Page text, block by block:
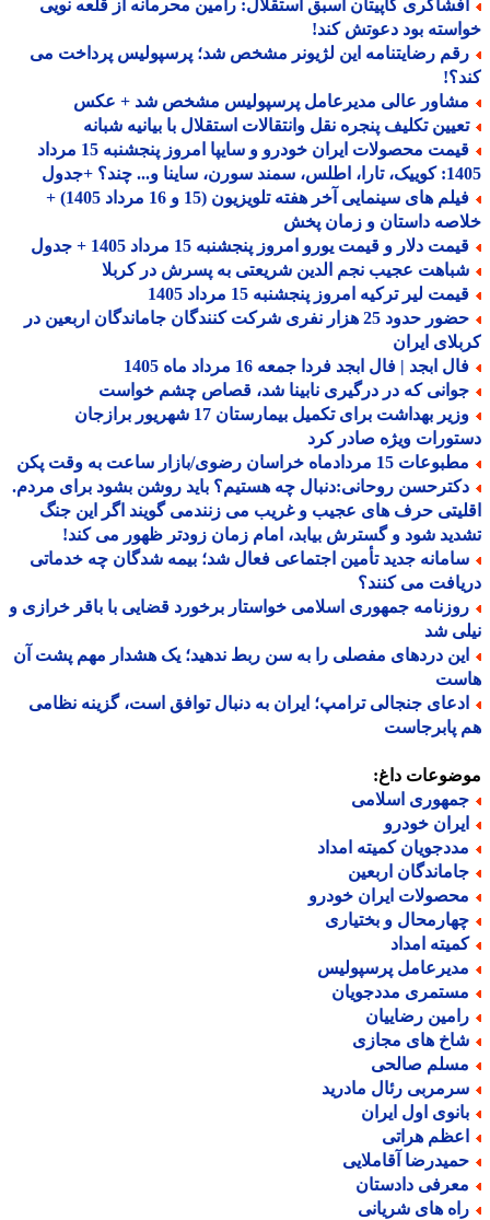
کاپیتان اسبق استقلال: رامین محرمانه از قلعه نویی
بود دعوتش کند!
رضایتنامه این لژیونر مشخص شد؛ پرسپولیس پرداخت می
عالی مدیرعامل پرسپولیس مشخص شد + عکس
تکلیف پنجره نقل وانتقالات استقلال با بیانیه شبانه
قیمت محصولات ایران خودرو و سایپا امروز پنجشنبه 15 مرداد
ساینا و... چند؟ +جدول
فیلم های سینمایی آخر هفته تلویزیون (15 و 16 مرداد 1405) +
داستان و زمان پخش
دلار و قیمت یورو امروز پنجشنبه 15 مرداد 1405 + جدول
عجیب نجم الدین شریعتی به پسرش در کربلا
لیر ترکیه امروز پنجشنبه 15 مرداد 1405
حضور حدود 25 هزار نفری شرکت کنندگان جاماندگان اربعین در
ایران
ابجد | فال ابجد فردا جمعه 16 مرداد ماه 1405
که در درگیری نابینا شد، قصاص چشم خواست
وزیر بهداشت برای تکمیل بیمارستان 17 شهریور برازجان
ویژه صادر کرد
15 مردادماه خراسان رضوی/بازار ساعت به وقت پکن
روحانی:دنبال چه هستیم؟ باید روشن بشود برای مردم.
حرف های عجیب و غریب می زنندمی گویند اگر این جنگ
شود و گسترش بیابد، امام زمان زودتر ظهور می کند!
جدید تأمین اجتماعی فعال شد؛ بیمه شدگان چه خدماتی
می کنند؟
جمهوری اسلامی خواستار برخورد قضایی با باقر خرازی و
شد
دردهای مفصلی را به سن ربط ندهید؛ یک هشدار مهم پشت آن
جنجالی ترامپ؛ ایران به دنبال توافق است، گزینه نظامی
پابرجاست
داغ:
اسلامی
خودرو
کمیته امداد
اربعین
ایران خودرو
و بختیاری
امداد
پرسپولیس
مددجویان
رضاییان
های مجازی
صالحی
رئال مادرید
اول ایران
هراتی
آقاملایی
دادستان
های شریانی